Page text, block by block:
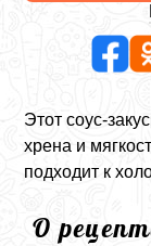
Этот соус-
хрена и
подходит к
О